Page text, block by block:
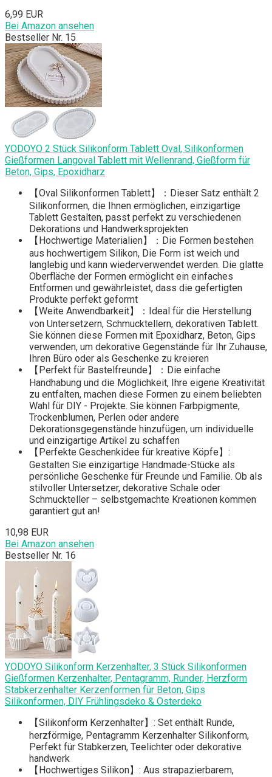
6,99 EUR
Bei Amazon ansehen
Bestseller Nr. 15
YODOYO 2 Stück Silikonform Tablett Oval, Silikonformen
Gießformen Langoval Tablett mit Wellenrand, Gießform für
Beton, Gips, Epoxidharz
【Oval Silikonformen Tablett】：Dieser Satz enthält 2
Silikonformen, die Ihnen ermöglichen, einzigartige
Tablett Gestalten, passt perfekt zu verschiedenen
Dekorations und Handwerksprojekten
【Hochwertige Materialien】：Die Formen bestehen
aus hochwertigem Silikon, Die Form ist weich und
langlebig und kann wiederverwendet werden. Die glatte
Oberfläche der Formen ermöglicht ein einfaches
Entformen und gewährleistet, dass die gefertigten
Produkte perfekt geformt
【Weite Anwendbarkeit】：Ideal für die Herstellung
von Untersetzern, Schmucktellern, dekorativen Tablett.
Sie können diese Formen mit Epoxidharz, Beton, Gips
verwenden, um dekorative Gegenstände für Ihr Zuhause,
Ihren Büro oder als Geschenke zu kreieren
【Perfekt für Bastelfreunde】：Die einfache
Handhabung und die Möglichkeit, Ihre eigene Kreativität
zu entfalten, machen diese Formen zu einem beliebten
Wahl für DIY - Projekte. Sie können Farbpigmente,
Trockenblumen, Perlen oder andere
Dekorationsgegenstände hinzufügen, um individuelle
und einzigartige Artikel zu schaffen
【Perfekte Geschenkidee für kreative Köpfe】:
Gestalten Sie einzigartige Handmade-Stücke als
persönliche Geschenke für Freunde und Familie. Ob als
stilvoller Untersetzer, dekorative Schale oder
Schmuckteller – selbstgemachte Kreationen kommen
garantiert gut an!
10,98 EUR
Bei Amazon ansehen
Bestseller Nr. 16
YODOYO Silikonform Kerzenhalter, 3 Stück Silikonformen
Gießformen Kerzenhalter, Pentagramm, Runder, Herzform
Stabkerzenhalter Kerzenformen für Beton, Gips
Silikonformen, DIY Frühlingsdeko & Osterdeko
【Silikonform Kerzenhalter】: Set enthält Runde,
herzförmige, Pentagramm Kerzenhalter Silikonform,
Perfekt für Stabkerzen, Teelichter oder dekorative
handwerk
【Hochwertiges Silikon】: Aus strapazierbarem,